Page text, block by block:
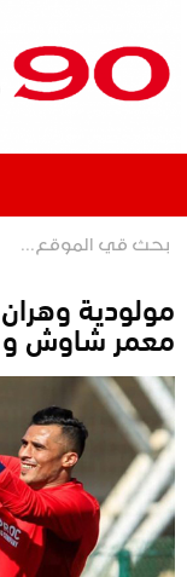
مولودية
معمر شاوش و